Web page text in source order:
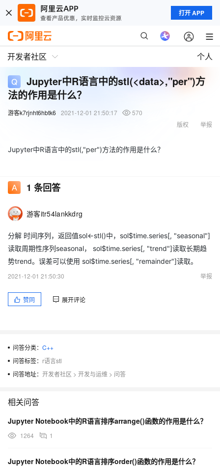
打开 APP
开发者社区 个人
Jupyter中R语言中的stl(<data>,"per")方
法的作用是什么？
游客k7rjnht6hbtk6 2021-12-01 21:50:17
570
举报
版权
Jupyter中R语言中的stl(,"per")方法的作用是什么？
1 条回答
游客itr54lankkdrg
分解 时间序列，返回值sol<-stl()中，sol$time.series[, "seasonal"]
读取周期性序列seasonal， sol$time.series[, "trend"]读取长期趋
势trend。误差可以使用 sol$time.series[, "remainder"]读取。
2021-12-01 21:50:30
举报
赞同 展开评论
问答分类： C++
问答标签： r语言stl
问答地址： 开发者社区 > 开发与运维 > 问答
相关问答
Jupyter Notebook中的R语言排序arrange()函数的作用是什么？
1264 1
Jupyter Notebook中的R语言排序order()函数的作用是什么？